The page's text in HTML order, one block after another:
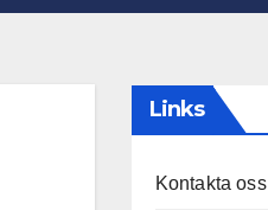
Links
Kontakta oss